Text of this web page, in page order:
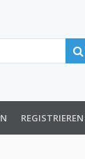
REGISTRIEREN